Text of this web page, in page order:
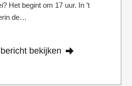
Het begint om 17 uur. In ’t
de…
bekijken